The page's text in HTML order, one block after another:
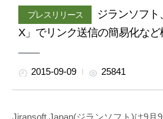
プレスリリース
ジランソフト
X」でリンク送信の簡易化など
2015-09-09 25841